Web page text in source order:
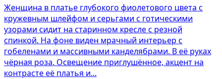
Женщина в платье глубокого фиолетового цвета с
кружевным шлейфом и серьгами с готическими
узорами сидит на старинном кресле с резной
спинкой. На фоне виден мрачный интерьер с
гобеленами и массивными канделябрами. В её руках
чёрная роза. Освещение приглушённое, акцент на
контрасте её платья и...